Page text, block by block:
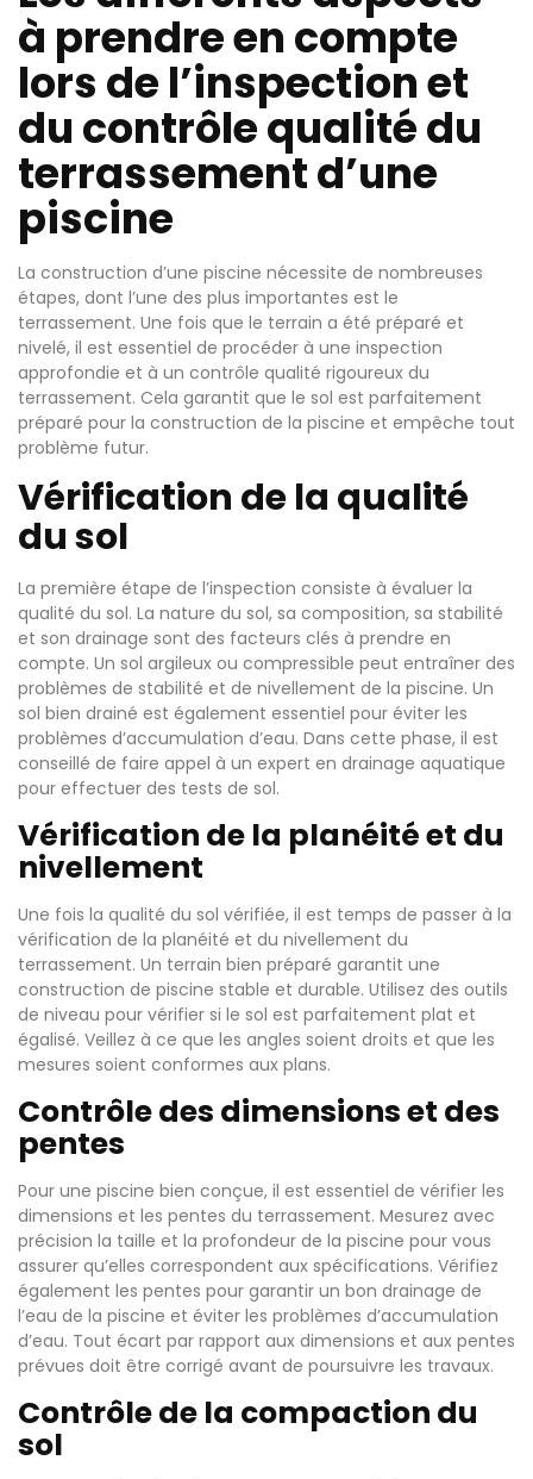
à prendre en compte
lors de l’inspection et
du contrôle qualité du
terrassement d’une
piscine
La construction d’une piscine nécessite de nombreuses
étapes, dont l’une des plus importantes est le
terrassement. Une fois que le terrain a été préparé et
nivelé, il est essentiel de procéder à une inspection
approfondie et à un contrôle qualité rigoureux du
terrassement. Cela garantit que le sol est parfaitement
préparé pour la construction de la piscine et empêche tout
problème futur.
Vérification de la qualité
du sol
La première étape de l’inspection consiste à évaluer la
qualité du sol. La nature du sol, sa composition, sa stabilité
et son drainage sont des facteurs clés à prendre en
compte. Un sol argileux ou compressible peut entraîner des
problèmes de stabilité et de nivellement de la piscine. Un
sol bien drainé est également essentiel pour éviter les
problèmes d’accumulation d’eau. Dans cette phase, il est
conseillé de faire appel à un expert en drainage aquatique
pour effectuer des tests de sol.
Vérification de la planéité et du
nivellement
Une fois la qualité du sol vérifiée, il est temps de passer à la
vérification de la planéité et du nivellement du
terrassement. Un terrain bien préparé garantit une
construction de piscine stable et durable. Utilisez des outils
de niveau pour vérifier si le sol est parfaitement plat et
égalisé. Veillez à ce que les angles soient droits et que les
mesures soient conformes aux plans.
Contrôle des dimensions et des
pentes
Pour une piscine bien conçue, il est essentiel de vérifier les
dimensions et les pentes du terrassement. Mesurez avec
précision la taille et la profondeur de la piscine pour vous
assurer qu’elles correspondent aux spécifications. Vérifiez
également les pentes pour garantir un bon drainage de
l’eau de la piscine et éviter les problèmes d’accumulation
d’eau. Tout écart par rapport aux dimensions et aux pentes
prévues doit être corrigé avant de poursuivre les travaux.
Contrôle de la compaction du
sol